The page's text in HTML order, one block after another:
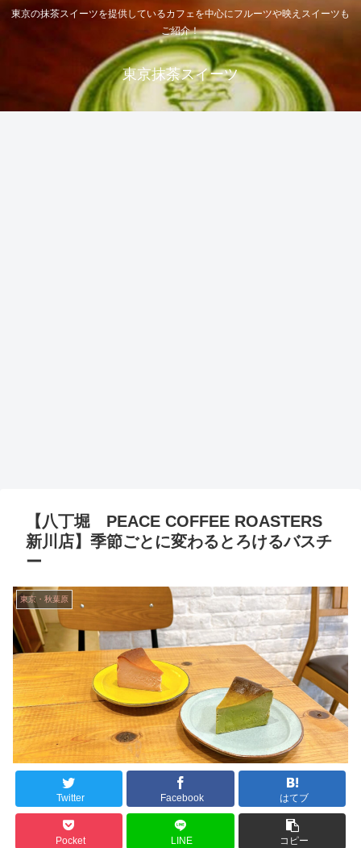
東京の抹茶スイーツを提供しているカフェを中心にフルーツや映えスイーツも
ご紹介！
東京抹茶スイーツ
【八丁堀 PEACE COFFEE ROASTERS
新川店】季節ごとに変わるとろけるバスチ
ー
東京・秋葉原
Twitter Facebook はてブ
Pocket LINE コピー